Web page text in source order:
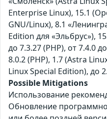
Enterprise Linux), 15.1
GNU/Linux), 8.1
Edition для «Эльбрус»),
до 7.3.27 (PHP), от 7.4.0
8.0.2 (PHP), 1.7 (Astra
Linux Special Edition),
Possible Mitigations
Использование
Обновление